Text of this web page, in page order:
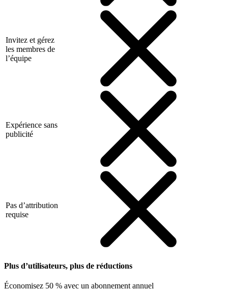
Invitez et gérez
les membres de
l’équipe
Expérience sans
publicité
Pas d’attribution
requise
Plus d’utilisateurs, plus de réductions
Économisez 50 % avec un abonnement annuel